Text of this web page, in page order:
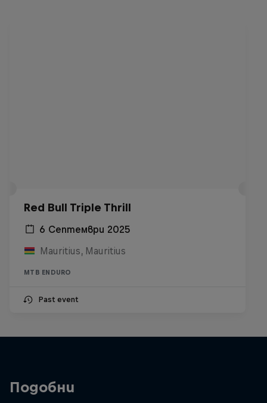
Red Bull Triple Thrill
6 Септември 2025
Mauritius, Mauritius
MTB ENDURO
Past event
Подобни